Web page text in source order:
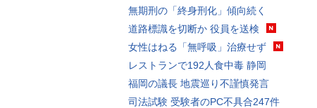
無期刑の「終身刑化」傾向続く
道路標識を切断か 役員を送検
女性はねる「無呼吸」治療せず
レストランで192人食中毒 静岡
福岡の議長 地震巡り不謹慎発言
司法試験 受験者のPC不具合247件